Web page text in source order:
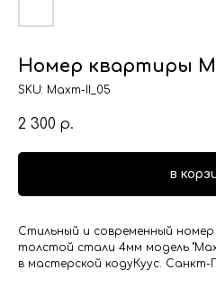
Номер квартиры
SKU: Махт-II_05
2 300 р.
в
Стильный и современный
толстой стали 4мм модель
в мастерской кодуКуус. Санкт-